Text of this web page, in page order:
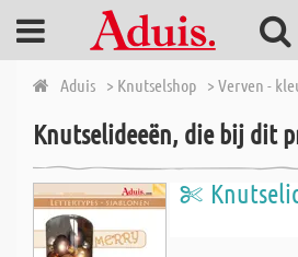
Aduis > Knutselshop > Verven -
Knutselideeën, die bij dit